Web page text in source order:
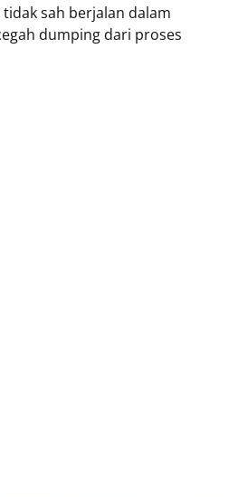
sah berjalan dalam
dumping dari proses